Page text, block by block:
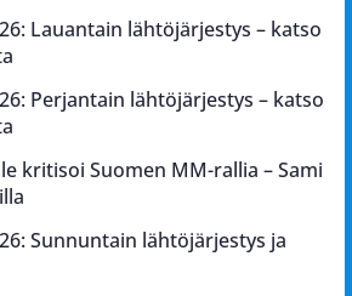
Lauantain lähtöjärjestys – katso
Perjantain lähtöjärjestys – katso
kritisoi Suomen MM-rallia – Sami
Sunnuntain lähtöjärjestys ja